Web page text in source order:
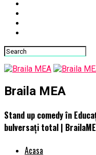
Braila MEA
Stand up comedy în
bulversați total |
Acasa